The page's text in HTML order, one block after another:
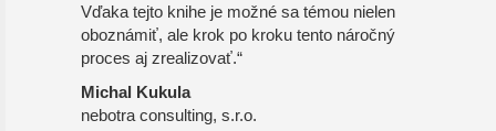
Vďaka tejto knihe je možné sa témou nielen
oboznámiť, ale krok po kroku tento náročný
proces aj zrealizovať.“
Michal Kukula
nebotra consulting, s.r.o.